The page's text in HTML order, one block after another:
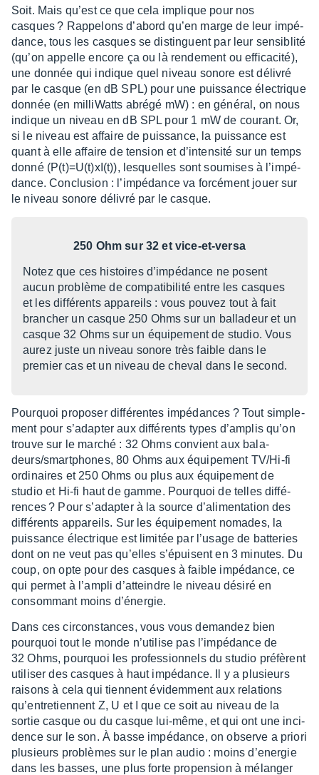
Soit. Mais qu’est ce que cela implique pour nos
casques ? Rappe­lons d’abord qu’en marge de leur impé­
dance, tous les casques se distinguent par leur sensi­blité
(qu’on appelle encore ça ou là rende­ment ou effi­ca­cité),
une donnée qui indique quel niveau sonore est déli­vré
par le casque (en dB SPL) pour une puis­sance élec­trique
donnée (en milli­Watts abrégé mW) : en géné­ral, on nous
indique un niveau en dB SPL pour 1 mW de courant. Or,
si le niveau est affaire de puis­sance, la puis­sance est
quant à elle affaire de tension et d’in­ten­sité sur un temps
donné (P(t)=U(t)xI(t)), lesquelles sont soumises à l’im­pé­
dance. Conclu­sion : l’im­pé­dance va forcé­ment jouer sur
le niveau sonore déli­vré par le casque.
250 Ohm sur 32 et vice-et-versa
Notez que ces histoires d’im­pé­dance ne posent
aucun problème de compa­ti­bi­lité entre les casques
et les diffé­rents appa­reils : vous pouvez tout à fait
bran­cher un casque 250 Ohms sur un balla­deur et un
casque 32 Ohms sur un équi­pe­ment de studio. Vous
aurez juste un niveau sonore très faible dans le
premier cas et un niveau de cheval dans le second.
Pourquoi propo­ser diffé­rentes impé­dances ? Tout simple­
ment pour s’adap­ter aux diffé­rents types d’am­plis qu’on
trouve sur le marché : 32 Ohms convient aux bala­
deurs/smart­phones, 80 Ohms aux équi­pe­ment TV/Hi-fi
ordi­naires et 250 Ohms ou plus aux équi­pe­ment de
studio et Hi-fi haut de gamme. Pourquoi de telles diffé­
rences ? Pour s’adap­ter à la source d’ali­men­ta­tion des
diffé­rents appa­reils. Sur les équi­pe­ment nomades, la
puis­sance élec­trique est limi­tée par l’usage de batte­ries
dont on ne veut pas qu’elles s’épuisent en 3 minutes. Du
coup, on opte pour des casques à faible impé­dance, ce
qui permet à l’am­pli d’at­teindre le niveau désiré en
consom­mant moins d’éner­gie.
Dans ces circons­tances, vous vous deman­dez bien
pourquoi tout le monde n’uti­lise pas l’im­pé­dance de
32 Ohms, pourquoi les profes­sion­nels du studio préfèrent
utili­ser des casques à haut impé­dance. Il y a plusieurs
raisons à cela qui tiennent évidem­ment aux rela­tions
qu’en­tre­tiennent Z, U et I que ce soit au niveau de la
sortie casque ou du casque lui-même, et qui ont une inci­
dence sur le son. À basse impé­dance, on observe a priori
plusieurs problèmes sur le plan audio : moins d’ener­gie
dans les basses, une plus forte propen­sion à mélan­ger